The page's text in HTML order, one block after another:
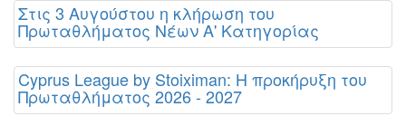
Στις 3 Αυγούστου η κλήρωση του
Πρωταθλήματος Νέων Α' Κατηγορίας
Cyprus League by Stoiximan: Η προκήρυξη του
Πρωταθλήματος 2026 - 2027